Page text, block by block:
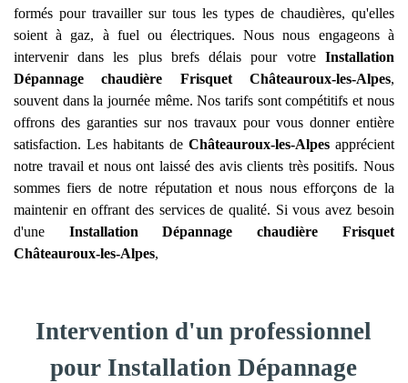
formés pour travailler sur tous les types de chaudières, qu'elles
soient à gaz, à fuel ou électriques. Nous nous engageons à
intervenir dans les plus brefs délais pour votre Installation
Dépannage chaudière Frisquet
Châteauroux-les-Alpes,
souvent dans la journée même. Nos tarifs sont compétitifs et nous
offrons des garanties sur nos travaux pour vous donner entière
satisfaction. Les habitants de Châteauroux-les-Alpesapprécient
notre travail et nous ont laissé des avis clients très positifs. Nous
sommes fiers de notre réputation et nous nous efforçons de la
maintenir en offrant des services de qualité. Si vous avez besoin
d'une Installation Dépannage chaudière Frisquet
Châteauroux-les-Alpes,
Intervention d'un professionnel
pour Installation Dépannage